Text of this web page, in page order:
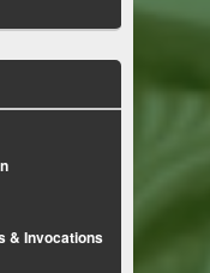
& Invocations